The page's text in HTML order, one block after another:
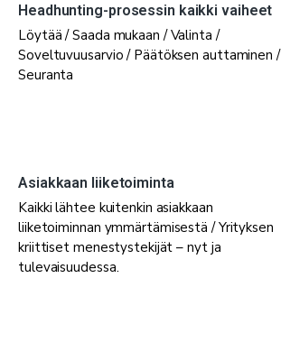
Headhunting-prosessin kaikki vaiheet
Löytää / Saada mukaan / Valinta /
Soveltuvuusarvio / Päätöksen auttaminen /
Seuranta
Asiakkaan liiketoiminta
Kaikki lähtee kuitenkin asiakkaan
liiketoiminnan ymmärtämisestä / Yrityksen
kriittiset menestystekijät – nyt ja
tulevaisuudessa.